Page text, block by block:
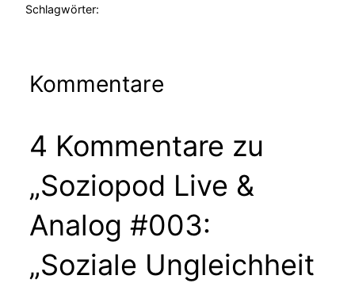
Schlagwörter:
Kommentare
4 Kommentare zu
„Soziopod Live &
Analog #003:
„Soziale Ungleichheit